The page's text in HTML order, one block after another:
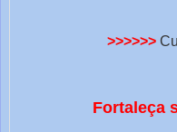
>>>>>>
Fortaleça